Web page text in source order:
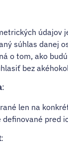
údajov
súhlas danej
o tom, ako
bez
:
len na
pred
: